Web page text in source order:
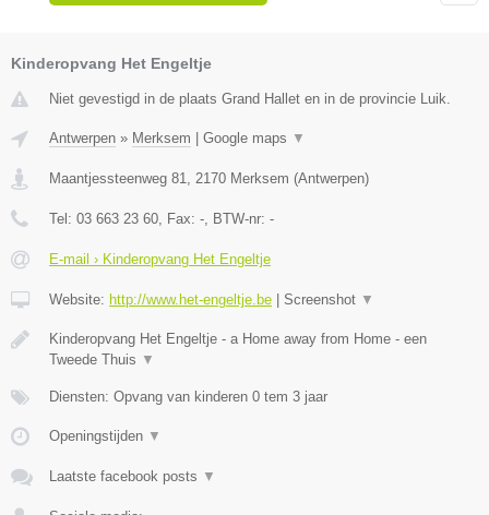
Kinderopvang Het Engeltje
Niet gevestigd in de plaats Grand Hallet en in de provincie Luik.
Antwerpen » Merksem Google maps ▼
Maantjessteenweg 81, 2170 Merksem (Antwerpen)
Tel: 03 663 23 60, Fax: -, BTW-nr: -
E-mail › Kinderopvang Het Engeltje
Website: http://www.het-engeltje.be Screenshot ▼
Kinderopvang Het Engeltje - a Home away from Home - een
Tweede Thuis ▼
Diensten: Opvang van kinderen 0 tem 3 jaar
Openingstijden ▼
Laatste facebook posts ▼